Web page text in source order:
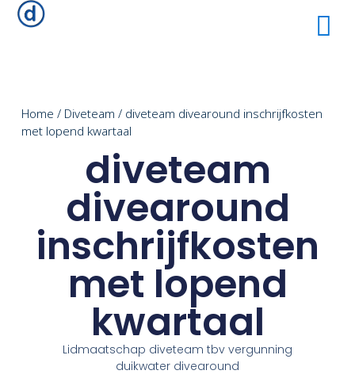
Home / Diveteam / diveteam divearound inschrijfkosten
met lopend kwartaal
diveteam
divearound
inschrijfkosten
met lopend
kwartaal
Lidmaatschap diveteam tbv vergunning
duikwater divearound